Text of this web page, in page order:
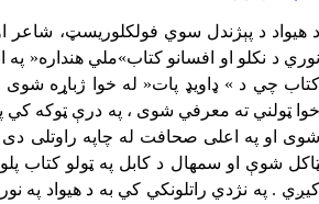
د هيواد د پېژندل سوي فولکلوريسټ، شاعر
نوري د نکلو او افسانو کتاب»ملي هنداره« په
کتاب چي د » ډاویډ پات« له خوا ژباړه
خوا ټولني ته معرفي شوی ، په درې ټوکه کي
ټاکل شوې او سمهال د کابل په ټولو کتاب
کیږي . په نژدي راتلونکي کي به د هیواد په